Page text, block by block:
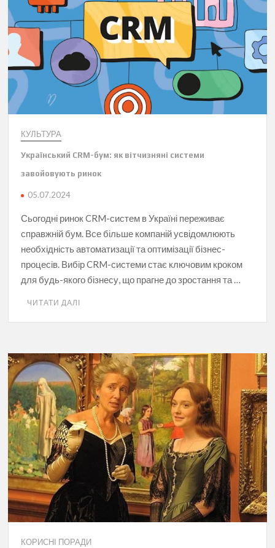
КУЛЬТУРА
Український CRM-бум: як вітчизняні системи
завойовують ринок
05.07.2024
Сьогодні ринок CRM-систем в Україні переживає
справжній бум. Все більше компаній усвідомлюють
необхідність автоматизації та оптимізації бізнес-
процесів. Вибір CRM-системи стає ключовим кроком
для будь-якого бізнесу, що прагне до зростання та …
ЧИТАТИ ДАЛІ
КОРИСНІ ПОРАДИ